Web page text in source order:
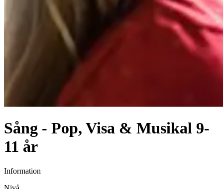
Sång - Pop, Visa & Musikal 9-
11 år
Information